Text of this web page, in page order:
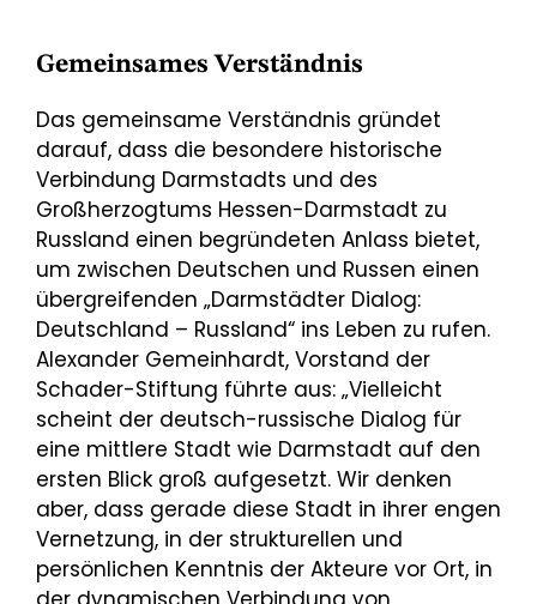
Gemeinsames Verständnis
Das gemeinsame Verständnis gründet
darauf, dass die besondere historische
Verbindung Darmstadts und des
Großherzogtums Hessen-Darmstadt zu
Russland einen begründeten Anlass bietet,
um zwischen Deutschen und Russen einen
übergreifenden „Darmstädter Dialog:
Deutschland – Russland“ ins Leben zu rufen.
Alexander Gemeinhardt, Vorstand der
Schader-Stiftung führte aus: „Vielleicht
scheint der deutsch-russische Dialog für
eine mittlere Stadt wie Darmstadt auf den
ersten Blick groß aufgesetzt. Wir denken
aber, dass gerade diese Stadt in ihrer engen
Vernetzung, in der strukturellen und
persönlichen Kenntnis der Akteure vor Ort, in